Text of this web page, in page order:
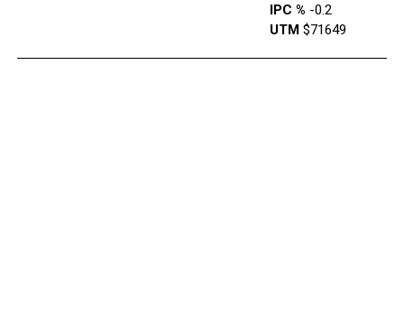
IPC % -0.2
UTM$71649